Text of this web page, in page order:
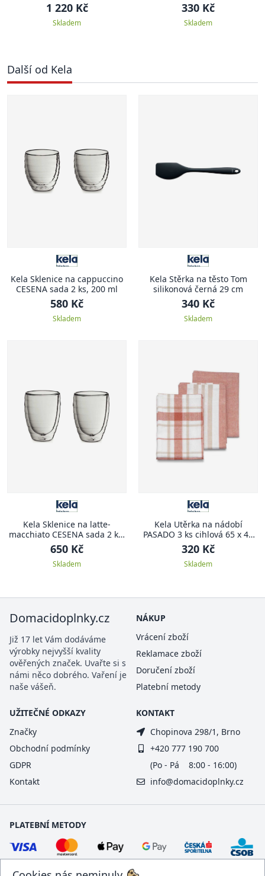
1 220 Kč
Skladem
330 Kč
Skladem
Další od Kela
Kela Sklenice na cappuccino
CESENA sada 2 ks, 200 ml
580 Kč
Skladem
Kela Stěrka na těsto Tom
silikonová černá 29 cm
340 Kč
Skladem
Kela Sklenice na latte-
macchiato CESENA sada 2 ks,
300 ml
650 Kč
Skladem
Kela Utěrka na nádobí
PASADO 3 ks cihlová 65 x 45
cm
320 Kč
Skladem
Domacidoplnky.cz
Již 17 let Vám dodáváme
výrobky nejvyšší kvality
ověřených značek. Uvařte si s
námi něco dobrého. Vaření je
naše vášeň.
NÁKUP
Vrácení zboží
Reklamace zboží
Doručení zboží
Platební metody
UŽITEČNÉ ODKAZY
Značky
Obchodní podmínky
GDPR
Kontakt
KONTAKT
Chopinova 298/1, Brno
+420 777 190 700
(Po - Pá 8:00 - 16:00)
info@domacidoplnky.cz
PLATEBNÍ METODY